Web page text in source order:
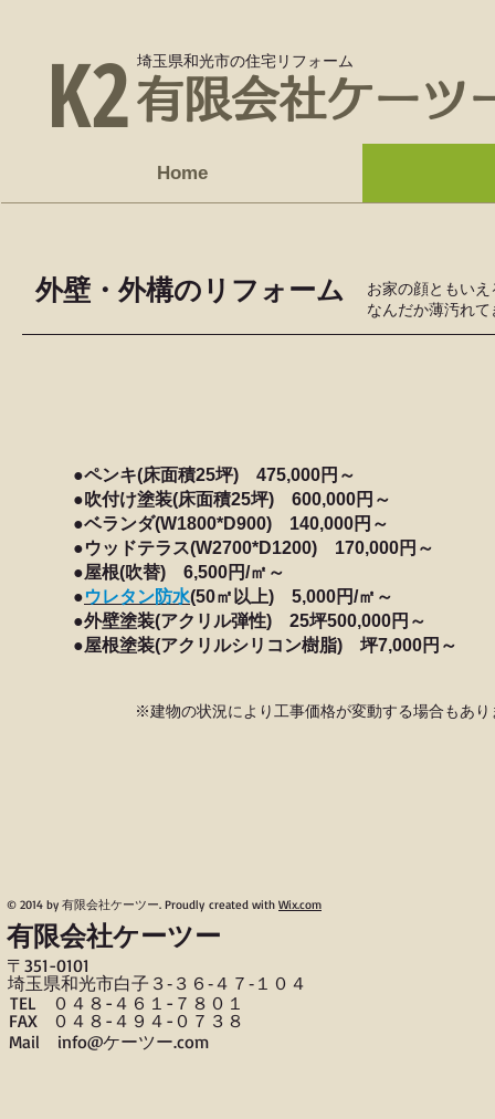
埼玉県和光市の住宅リフォーム
有限会社ケーツ
K2
Home
外壁・外構のリフォーム
お家の顔ともい
なんだか薄汚れ
●ペンキ(床面積25坪) 475,000円～
●吹付け塗装(床面積25坪) 600,000円～
●ベランダ(W1800*D900) 140,000円～
●ウッドテラス(W2700*D1200) 170,000円～
●屋根(吹替) 6,500円/㎡～
●ウレタン防水(50㎡以上) 5,000円/㎡～
●外壁塗装(アクリル弾性) 25坪500,000円～
●屋根塗装(アクリルシリコン樹脂) 坪7,000円～
※建物の状況により工事価格が変動する場合もあり
© 2014 by 有限会社ケーツー. Proudly created with Wix.com
有限会社ケーツー
〒​351-0101
​埼玉県和光市白子３‐３６‐４７‐１０４
TEL ０４８-４６１-７８０１
FAX ０４８-４９４-０７３８
​Mail info@ケーツー.com